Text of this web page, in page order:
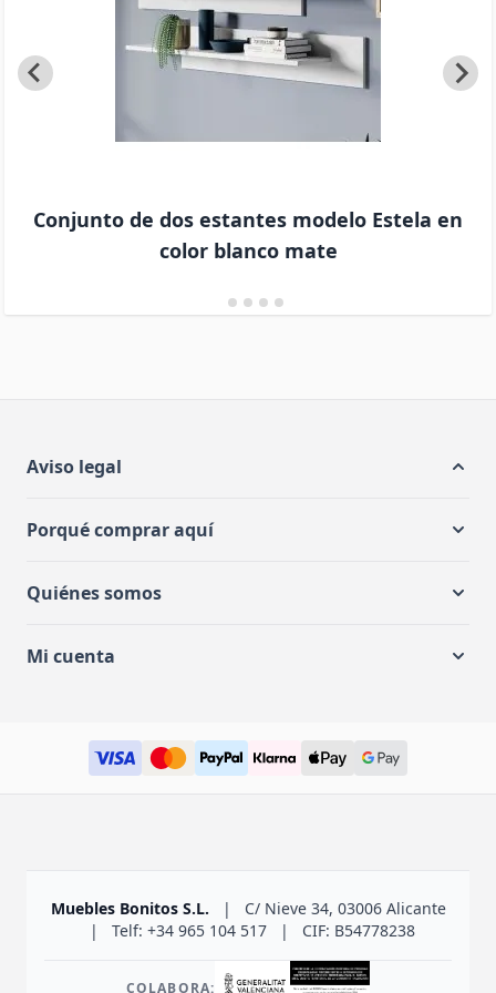
Conjunto de dos estantes modelo Estela en
color blanco mate
Aviso legal
Porqué comprar aquí
Quiénes somos
Mi cuenta
Muebles Bonitos S.L. |
C/ Nieve 34, 03006 Alicante
|
Telf: +34 965 104 517 | CIF: B54778238
COLABORA: